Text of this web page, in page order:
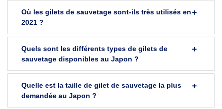
Où les gilets de sauvetage sont-ils très utilisés en
2021 ?
Quels sont les différents types de gilets de
sauvetage disponibles au Japon ?
Quelle est la taille de gilet de sauvetage la plus
demandée au Japon ?